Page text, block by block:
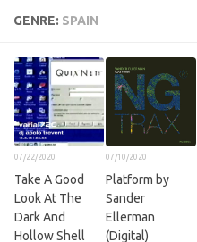
GENRE: SPAIN
07/22/2020
Take A Good
Look At The
Dark And
Hollow Shell
07/10/2020
Platform by
Sander
Ellerman
(Digital)